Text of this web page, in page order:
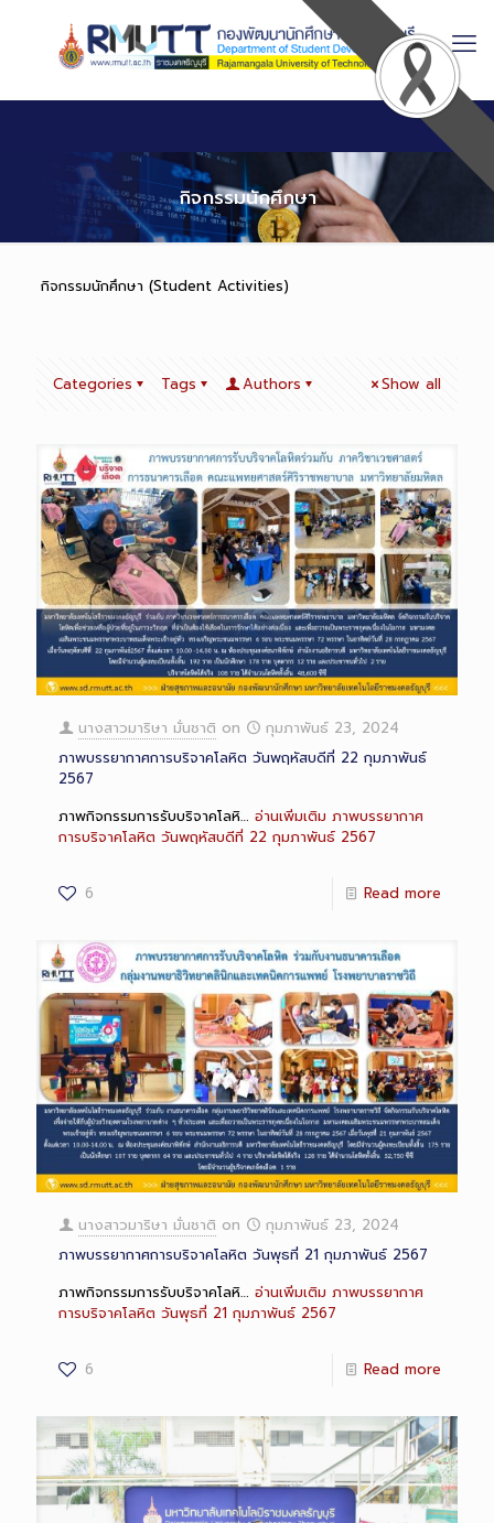
กิจกรรมนักศึกษา
กิจกรรมนักศึกษา (Student Activities)
Categories Tags Authors Show all
นางสาวมาริษา มั่นชาติ on
กุมภาพันธ์ 23, 2024
ภาพบรรยากาศการบริจาคโลหิต วันพฤหัสบดีที่ 22 กุมภาพันธ์
2567
ภาพกิจกรรมการรับบริจาคโลหิ… อ่านเพิ่มเติม ภาพบรรยากาศ
การบริจาคโลหิต วันพฤหัสบดีที่ 22 กุมภาพันธ์ 2567
6 Read more
นางสาวมาริษา มั่นชาติ on
กุมภาพันธ์ 23, 2024
ภาพบรรยากาศการบริจาคโลหิต วันพุธที่ 21 กุมภาพันธ์ 2567
ภาพกิจกรรมการรับบริจาคโลหิ… อ่านเพิ่มเติม ภาพบรรยากาศ
การบริจาคโลหิต วันพุธที่ 21 กุมภาพันธ์ 2567
6 Read more